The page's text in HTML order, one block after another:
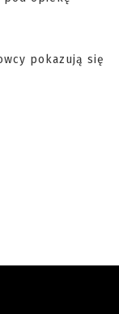
pokazują się